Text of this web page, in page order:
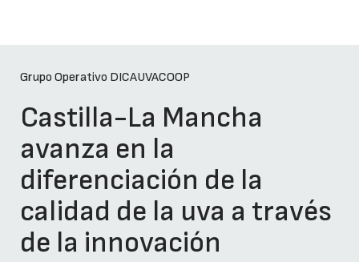
Grupo Operativo DICAUVACOOP
Castilla-La Mancha
avanza en la
diferenciación de la
calidad de la uva a través
de la innovación